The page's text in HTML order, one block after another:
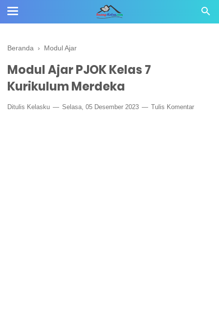
Beranda › Modul Ajar
Modul Ajar PJOK Kelas 7
Kurikulum Merdeka
Ditulis Kelasku Selasa, 05 Desember 2023 Tulis Komentar